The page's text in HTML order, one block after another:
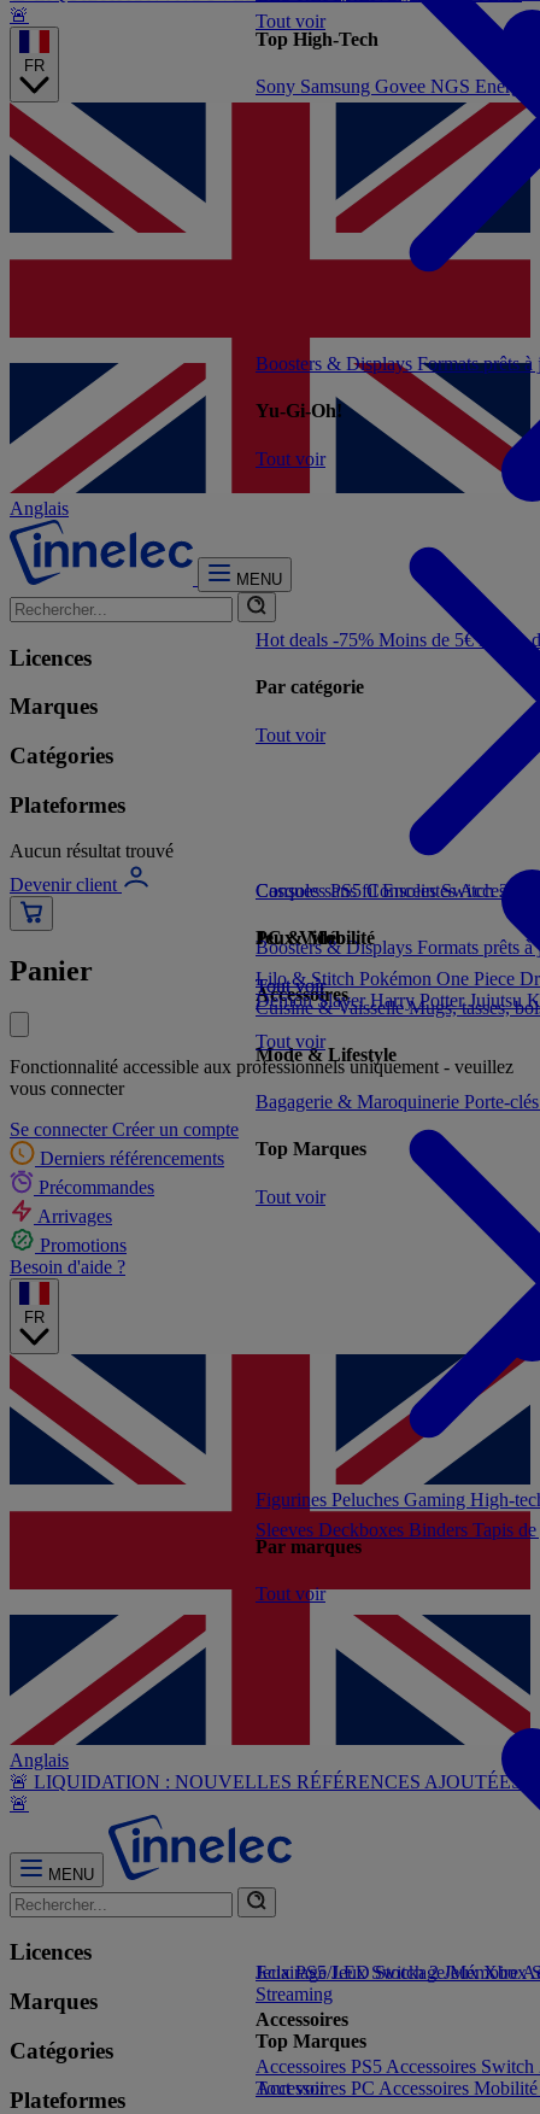
🚨
FR
Anglais
MENU
Licences
Marques
Catégories
Plateformes
Aucun résultat trouvé
Devenir client
Panier
Fonctionnalité accessible aux professionnels uniquement - veuillez
vous connecter
Se connecter Créer un compte
Derniers référencements
Précommandes
Arrivages
Promotions
Besoin d'aide ?
FR
Anglais
🚨 LIQUIDATION : NOUVELLES RÉFÉRENCES AJOUTÉES
🚨
MENU
Licences
Marques
Catégories
Plateformes
Hot deals -75% Moins de 5€Moins
Par catégorie
Tout voir
Figurines Peluches Gaming High-
Par marques
Tout voir
Consoles PS5Consoles Switch 2
Jeux Vidéo
Tout voir
Jeux PS5Jeux Switch 2Jeux Xbox
Accessoires
Accessoires PS5 Accessoires
Accessoires PC Accessoires Mobilité
Tout voir
Cuisine & VaisselleMugs, tasses,
Mode & Lifestyle
Bagagerie & Maroquinerie Porte-
Top Marques
Tout voir
Boosters & Displays Formats prêts
Yu-Gi-Oh!
Tout voir
Boosters & Displays Formats prêts
Accessoires
Tout voir
Sleeves Deckboxes Binders Tapis
Casques sans filEnceintes
PC & Mobilité
Tout voir
Eclairage/LEDStockage/Mémoire
Streaming
Top Marques
Tout voir
Lilo & Stitch Pokémon One Piece
Demon SlayerHarry PotterJujutsu
Top High-Tech
Sony Samsung Govee NGS Energy